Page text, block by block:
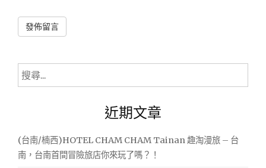
搜
尋
近期文章
(台南/楠西)HOTEL CHAM CHAM Tainan 趣淘漫旅 – 台
南，台南首間冒險旅店你來玩了嗎？！